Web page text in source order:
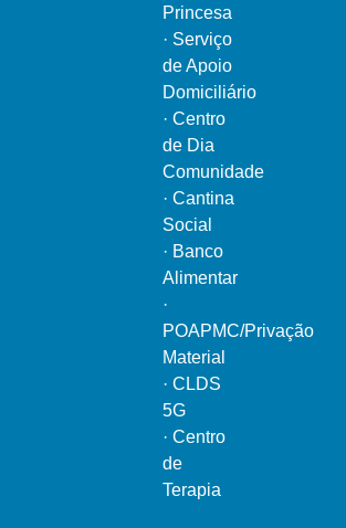
Princesa
· Serviço
de Apoio
Domiciliário
· Centro
de Dia
Comunidade
· Cantina
Social
· Banco
Alimentar
·
POAPMC/Privação
Material
· CLDS
5G
· Centro
de
Terapia